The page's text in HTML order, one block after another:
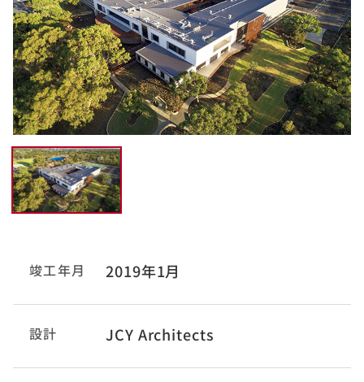
竣工年月 2019年1月
設計 JCY Architects